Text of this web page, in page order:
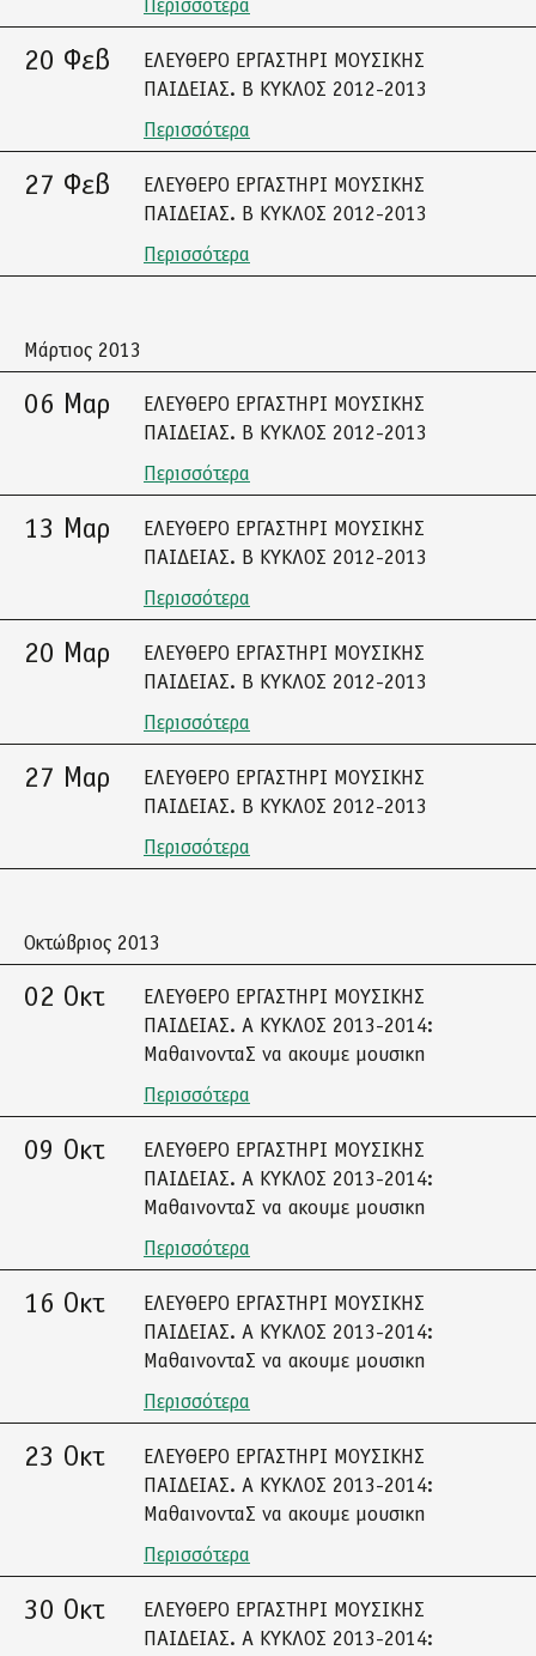
Περισσότερα
20 Φεβ
ΕΛΕΥΘΕΡΟ ΕΡΓΑΣΤΗΡΙ ΜΟΥΣΙΚΗΣ
ΠΑΙΔΕΙΑΣ. Β ΚΥΚΛΟΣ 2012-2013
Περισσότερα
27 Φεβ
ΕΛΕΥΘΕΡΟ ΕΡΓΑΣΤΗΡΙ ΜΟΥΣΙΚΗΣ
ΠΑΙΔΕΙΑΣ. Β ΚΥΚΛΟΣ 2012-2013
Περισσότερα
Μάρτιος 2013
06 Μαρ
ΕΛΕΥΘΕΡΟ ΕΡΓΑΣΤΗΡΙ ΜΟΥΣΙΚΗΣ
ΠΑΙΔΕΙΑΣ. Β ΚΥΚΛΟΣ 2012-2013
Περισσότερα
13 Μαρ
ΕΛΕΥΘΕΡΟ ΕΡΓΑΣΤΗΡΙ ΜΟΥΣΙΚΗΣ
ΠΑΙΔΕΙΑΣ. Β ΚΥΚΛΟΣ 2012-2013
Περισσότερα
20 Μαρ
ΕΛΕΥΘΕΡΟ ΕΡΓΑΣΤΗΡΙ ΜΟΥΣΙΚΗΣ
ΠΑΙΔΕΙΑΣ. Β ΚΥΚΛΟΣ 2012-2013
Περισσότερα
27 Μαρ
ΕΛΕΥΘΕΡΟ ΕΡΓΑΣΤΗΡΙ ΜΟΥΣΙΚΗΣ
ΠΑΙΔΕΙΑΣ. Β ΚΥΚΛΟΣ 2012-2013
Περισσότερα
Οκτώβριος 2013
02 Οκτ
ΕΛΕΥΘΕΡΟ ΕΡΓΑΣΤΗΡΙ ΜΟΥΣΙΚΗΣ
ΠΑΙΔΕΙΑΣ. Α ΚΥΚΛΟΣ 2013-2014:
ΜαθαινονταΣ να ακουμε μουσικη
Περισσότερα
09 Οκτ
ΕΛΕΥΘΕΡΟ ΕΡΓΑΣΤΗΡΙ ΜΟΥΣΙΚΗΣ
ΠΑΙΔΕΙΑΣ. Α ΚΥΚΛΟΣ 2013-2014:
ΜαθαινονταΣ να ακουμε μουσικη
Περισσότερα
16 Οκτ
ΕΛΕΥΘΕΡΟ ΕΡΓΑΣΤΗΡΙ ΜΟΥΣΙΚΗΣ
ΠΑΙΔΕΙΑΣ. Α ΚΥΚΛΟΣ 2013-2014:
ΜαθαινονταΣ να ακουμε μουσικη
Περισσότερα
23 Οκτ
ΕΛΕΥΘΕΡΟ ΕΡΓΑΣΤΗΡΙ ΜΟΥΣΙΚΗΣ
ΠΑΙΔΕΙΑΣ. Α ΚΥΚΛΟΣ 2013-2014:
ΜαθαινονταΣ να ακουμε μουσικη
Περισσότερα
30 Οκτ
ΕΛΕΥΘΕΡΟ ΕΡΓΑΣΤΗΡΙ ΜΟΥΣΙΚΗΣ
ΠΑΙΔΕΙΑΣ. Α ΚΥΚΛΟΣ 2013-2014: